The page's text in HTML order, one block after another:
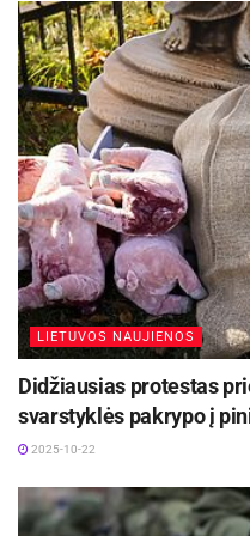
piliečius
bendromis jėgomis
reikalingų veiksmų
Prezidentės spaudos
LIETUVOS NAUJIENOS
Didžiausias protestas
svarstyklės pakrypo į
2025-10-22